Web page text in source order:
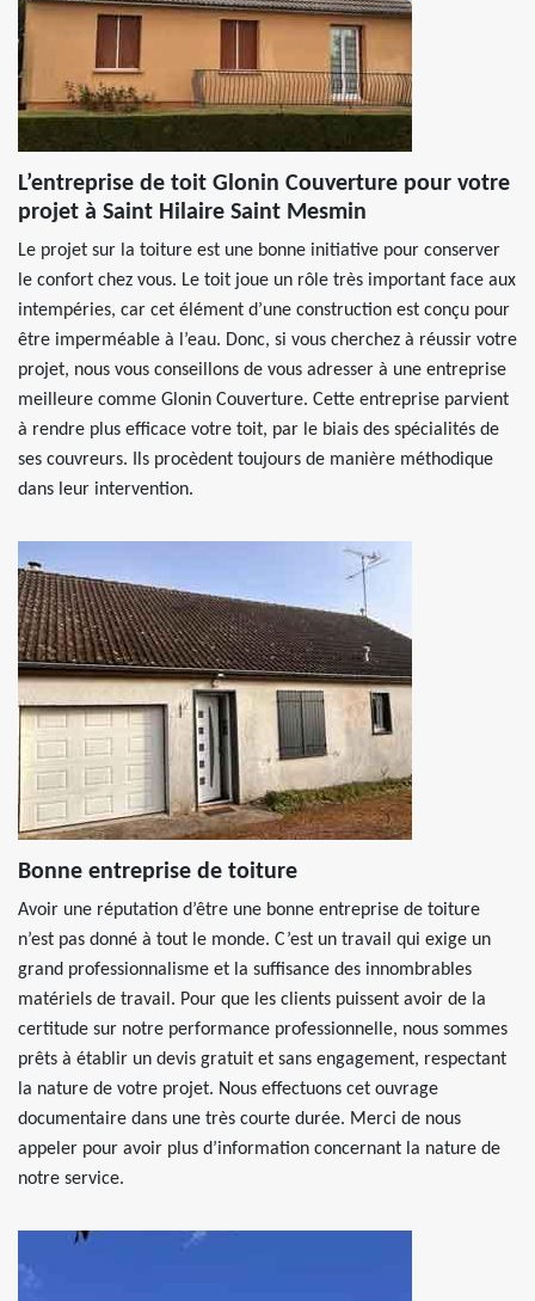
L’entreprise de toit Glonin Couverture pour votre
projet à Saint Hilaire Saint Mesmin
Le projet sur la toiture est une bonne initiative pour conserver
le confort chez vous. Le toit joue un rôle très important face aux
intempéries, car cet élément d’une construction est conçu pour
être imperméable à l’eau. Donc, si vous cherchez à réussir votre
projet, nous vous conseillons de vous adresser à une entreprise
meilleure comme Glonin Couverture. Cette entreprise parvient
à rendre plus efficace votre toit, par le biais des spécialités de
ses couvreurs. Ils procèdent toujours de manière méthodique
dans leur intervention.
Bonne entreprise de toiture
Avoir une réputation d’être une bonne entreprise de toiture
n’est pas donné à tout le monde. C’est un travail qui exige un
grand professionnalisme et la suffisance des innombrables
matériels de travail. Pour que les clients puissent avoir de la
certitude sur notre performance professionnelle, nous sommes
prêts à établir un devis gratuit et sans engagement, respectant
la nature de votre projet. Nous effectuons cet ouvrage
documentaire dans une très courte durée. Merci de nous
appeler pour avoir plus d’information concernant la nature de
notre service.